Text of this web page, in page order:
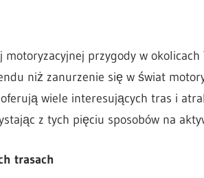
motoryzacyjnej przygody w
niż zanurzenie się w świat
wiele interesujących tras i
z tych pięciu sposobów na
trasach